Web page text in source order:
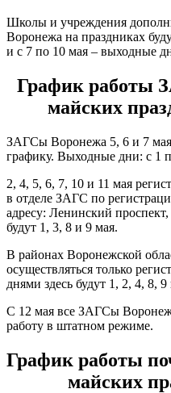
Школы и учреждения
Воронежа на праздниках
и с 7 по 10 мая – выходные
График работы
майских
ЗАГСы Воронежа 5, 6 и 7 мая
графику. Выходные дни: с 1
2, 4, 5, 6, 7, 10 и 11 мая
в отделе ЗАГС по
адресу: Ленинский
будут 1, 3, 8 и 9 мая.
В районах Воронежской
осуществляться только
днями здесь будут 1, 2, 4, 8,
С 12 мая все ЗАГСы
работу в штатном режиме.
График работы
майских